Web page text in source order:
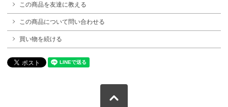
この商品を友達に教える
この商品について問い合わせる
買い物を続ける